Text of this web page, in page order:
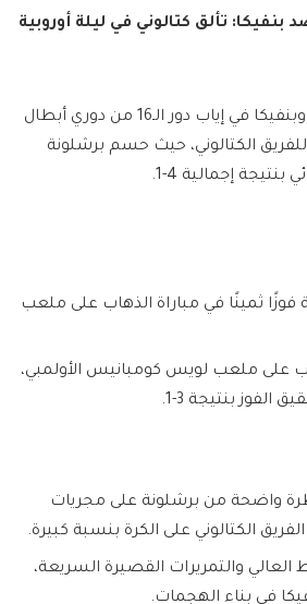
بنفيكا: تألق كتالوني في ليلة أوروبية
شهدت مباراة برشلونة وبنفيكا في إياب دور الـ16 من دوري أبطال
الكتالوني، حيث حسم برشلونة
بنتيجة إجمالية 4-1.
فوزًا ثمينًا في مباراة الذهاب على ملعب
على ملعب لويس كومبانيس الأولمبي،
بنتيجة 3-1.
واضحة من برشلونة على مجريات
الكتالوني على الكرة بنسبة كبيرة.
والتمريرات القصيرة السريعة،
في بناء الهجمات.